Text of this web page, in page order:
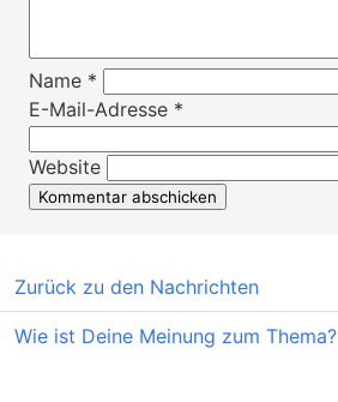
Name *
E-Mail-Adresse *
Website
Zurück zu den Nachrichten
Wie ist Deine Meinung zum Thema?